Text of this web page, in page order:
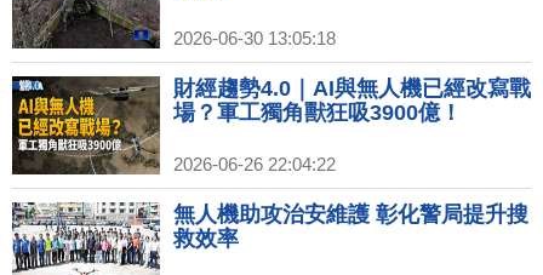
2026-06-30 13:05:18
財經趨勢4.0｜AI與無人機已經改寫戰
場？軍工獨角獸狂吸3900億！
2026-06-26 22:04:22
無人機助攻治安維護 彰化警局提升搜
救效率